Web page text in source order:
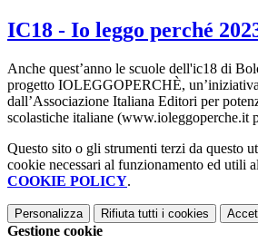
IC18 - Io leggo perché
Anche quest’anno le scuole dell'ic18 di
progetto IOLEGGOPERCHÈ,
dall’Associazione Italiana Editori per
scolastiche italiane (www.ioleggoperche.it
Questo sito o gli strumenti terzi da questo
cookie necessari al funzionamento ed utili
COOKIE POLICY.
Personalizza Rifiuta tutti i cookies
Gestione cookie